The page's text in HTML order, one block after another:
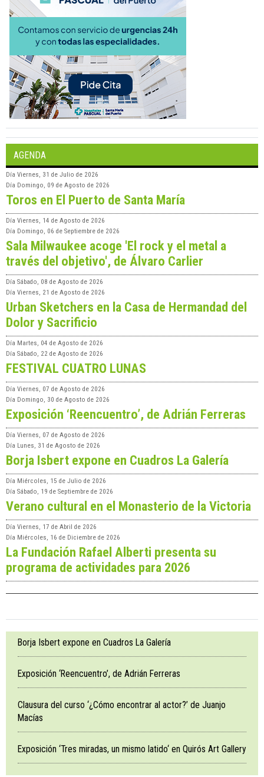
AGENDA
Día Viernes, 31 de Julio de 2026
Día Domingo, 09 de Agosto de 2026
Toros en El Puerto de Santa María
Día Viernes, 14 de Agosto de 2026
Día Domingo, 06 de Septiembre de 2026
Sala Milwaukee acoge 'El rock y el metal a
través del objetivo', de Álvaro Carlier
Día Sábado, 08 de Agosto de 2026
Día Viernes, 21 de Agosto de 2026
Urban Sketchers en la Casa de Hermandad del
Dolor y Sacrificio
Día Martes, 04 de Agosto de 2026
Día Sábado, 22 de Agosto de 2026
FESTIVAL CUATRO LUNAS
Día Viernes, 07 de Agosto de 2026
Día Domingo, 30 de Agosto de 2026
Exposición ‘Reencuentro’, de Adrián Ferreras
Día Viernes, 07 de Agosto de 2026
Día Lunes, 31 de Agosto de 2026
Borja Isbert expone en Cuadros La Galería
Día Miércoles, 15 de Julio de 2026
Día Sábado, 19 de Septiembre de 2026
Verano cultural en el Monasterio de la Victoria
Día Viernes, 17 de Abril de 2026
Día Miércoles, 16 de Diciembre de 2026
La Fundación Rafael Alberti presenta su
programa de actividades para 2026
Borja Isbert expone en Cuadros La Galería
Exposición ‘Reencuentro’, de Adrián Ferreras
Clausura del curso ‘¿Cómo encontrar al actor?’ de Juanjo
Macías
Exposición ‘Tres miradas, un mismo latido‘ en Quirós Art Gallery